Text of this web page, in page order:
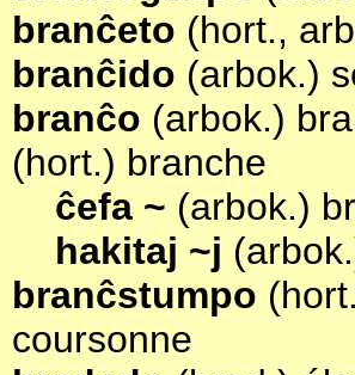
branĉeto (hort.,
branĉido (arbok.)
branĉo (arbok.)
(hort.) branche
ĉefa ~ (arbok.)
hakitaj ~j
branĉstumpo
coursonne